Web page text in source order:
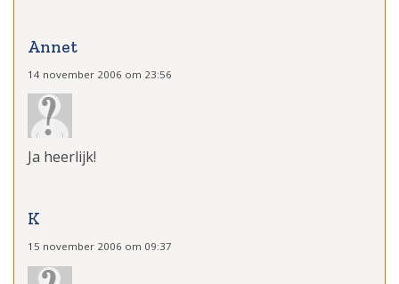
Annet
14 november 2006 om 23:56
Ja heerlijk!
K
15 november 2006 om 09:37